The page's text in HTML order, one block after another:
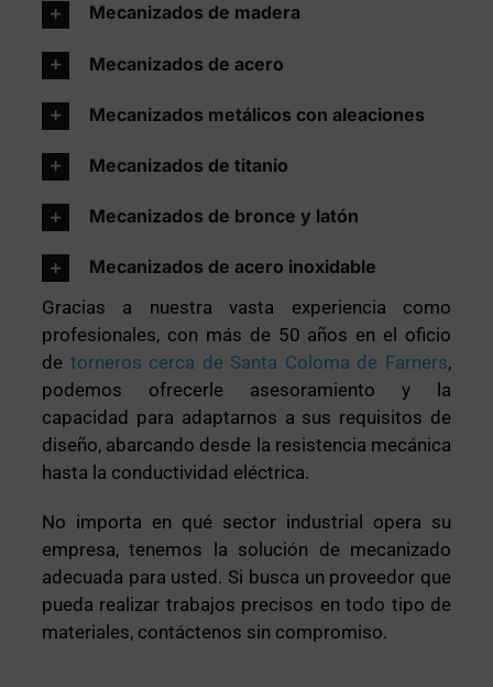
Mecanizados de madera
Mecanizados de acero
Mecanizados metálicos con aleaciones
Mecanizados de titanio
Mecanizados de bronce y latón
Mecanizados de acero inoxidable
Gracias a nuestra vasta experiencia como
profesionales, con más de 50 años en el oficio
de torneros cerca de Santa Coloma de Farners,
podemos ofrecerle asesoramiento y la
capacidad para adaptarnos a sus requisitos de
diseño, abarcando desde la resistencia mecánica
hasta la conductividad eléctrica.
No importa en qué sector industrial opera su
empresa, tenemos la solución de mecanizado
adecuada para usted. Si busca un proveedor que
pueda realizar trabajos precisos en todo tipo de
materiales, contáctenos sin compromiso.